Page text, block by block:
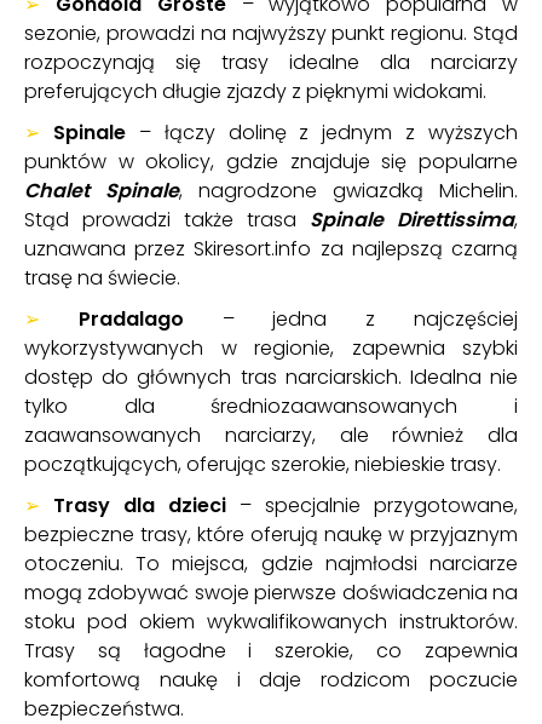
sezonie, prowadzi na najwyższy punkt regionu. Stąd
rozpoczynają się trasy idealne dla narciarzy
preferujących długie zjazdy z pięknymi widokami.
➢ Spinale– łączy dolinę z jednym z wyższych
punktów w okolicy, gdzie znajduje się popularne
Chalet Spinale, nagrodzone gwiazdką Michelin.
Stąd prowadzi także trasa Spinale Direttissima,
uznawana przez Skiresort.info za najlepszą czarną
trasę na świecie.
➢ Pradalago – jedna z najczęściej
wykorzystywanych w regionie, zapewnia szybki
dostęp do głównych tras narciarskich. Idealna nie
tylko dla średniozaawansowanych i
zaawansowanych narciarzy, ale również dla
początkujących, oferując szerokie, niebieskie trasy.
➢ Trasy dla dzieci – specjalnie przygotowane,
bezpieczne trasy, które oferują naukę w przyjaznym
otoczeniu. To miejsca, gdzie najmłodsi narciarze
mogą zdobywać swoje pierwsze doświadczenia na
stoku pod okiem wykwalifikowanych instruktorów.
Trasy są łagodne i szerokie, co zapewnia
komfortową naukę i daje rodzicom poczucie
bezpieczeństwa.